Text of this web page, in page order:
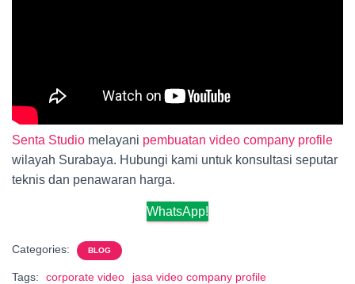
Senta Studio melayani pembuatan video company profile
wilayah Surabaya. Hubungi kami untuk konsultasi seputar
teknis dan penawaran harga.
WhatsApp!
Categories: BLOG
Tags: corporate video
jasa video company profile